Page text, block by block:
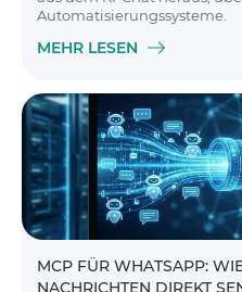
Automatisierungssysteme.
MEHR LESEN
MCP FÜR WHATSAPP:
NACHRICHTEN DIREKT